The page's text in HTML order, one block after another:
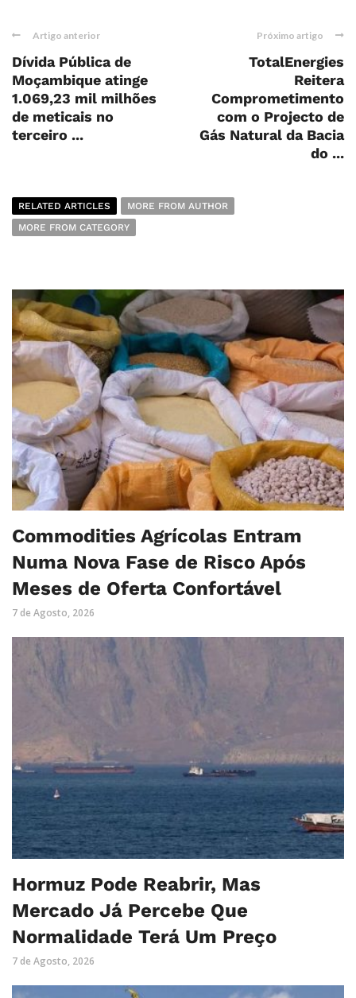
Artigo anterior
Dívida Pública de
Moçambique atinge
1.069,23 mil milhões
de meticais no
terceiro ...
Próximo artigo
TotalEnergies
Reitera
Comprometimento
com o Projecto de
Gás Natural da Bacia
do ...
RELATED ARTICLES
MORE FROM AUTHOR
MORE FROM CATEGORY
Commodities Agrícolas Entram
Numa Nova Fase de Risco Após
Meses de Oferta Confortável
7 de Agosto, 2026
Hormuz Pode Reabrir, Mas
Mercado Já Percebe Que
Normalidade Terá Um Preço
7 de Agosto, 2026